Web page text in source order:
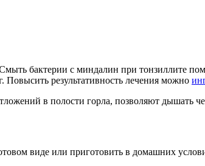
бактерии с миндалин при тонзиллите
результативность лечения можно
в полости горла, позволяют дышать
виде или приготовить в домашних